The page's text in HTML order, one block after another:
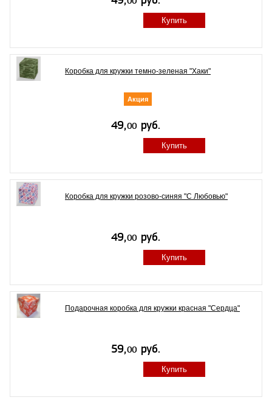
Купить
Коробка для кружки темно-зеленая "Хаки"
Акция
Купить
Коробка для кружки розово-синяя "С Любовью"
Купить
Подарочная коробка для кружки красная "Сердца"
Купить